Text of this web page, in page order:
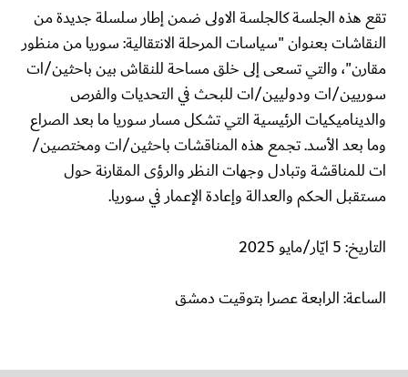
تقع هذه الجلسة كالجلسة الاولى ضمن إطار سلسلة جديدة من
النقاشات بعنوان "سياسات المرحلة الانتقالية: سوريا من منظور
مقارن"، والتي تسعى إلى خلق مساحة للنقاش بين باحثين/ات
سوريين/ات ودوليين/ات للبحث في التحديات والفرص
والديناميكيات الرئيسية التي تشكل مسار سوريا ما بعد الصراع
وما بعد الأسد. تجمع هذه المناقشات باحثين/ات ومختصين/
ات للمناقشة وتبادل وجهات النظر والرؤى المقارنة حول
مستقبل الحكم والعدالة وإعادة الإعمار في سوريا.
التاريخ: 5 ايّار/مايو 2025
الساعة: الرابعة عصرا بتوقيت دمشق